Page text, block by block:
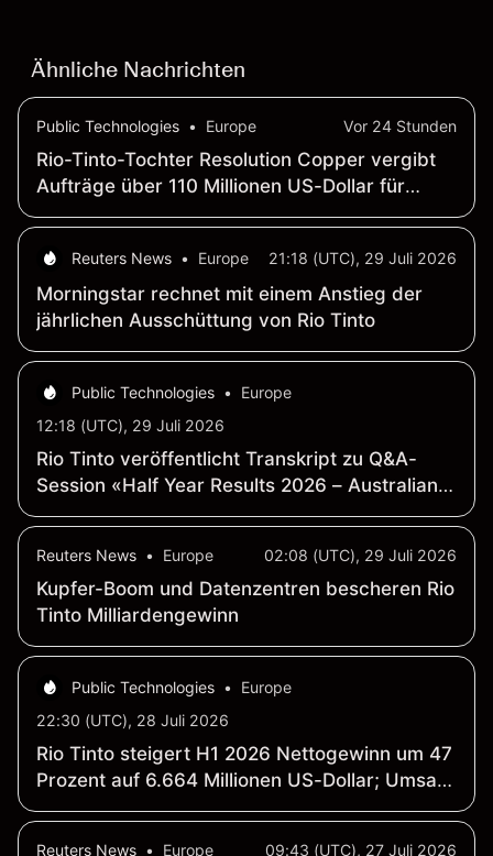
Ähnliche Nachrichten
Public Technologies • Europe Vor 24 Stunden
Rio-Tinto-Tochter Resolution Copper vergibt
Aufträge über 110 Millionen US-Dollar für
Bohr- und Untertagearbeiten in Arizona
Reuters News • Europe 21:18 (UTC), 29 Juli 2026
Morningstar rechnet mit einem Anstieg der
jährlichen Ausschüttung von Rio Tinto
Public Technologies •
Europe
12:18 (UTC), 29 Juli 2026
Rio Tinto veröffentlicht Transkript zu Q&A-
Session «Half Year Results 2026 – Australian
analysts»
Reuters News • Europe 02:08 (UTC), 29 Juli 2026
Kupfer-Boom und Datenzentren bescheren Rio
Tinto Milliardengewinn
Public Technologies •
Europe
22:30 (UTC), 28 Juli 2026
Rio Tinto steigert H1 2026 Nettogewinn um 47
Prozent auf 6.664 Millionen US-Dollar; Umsatz
steigt um 15 Prozent auf 31.028 Millionen US-
Reuters News • Europe 09:43 (UTC), 27 Juli 2026